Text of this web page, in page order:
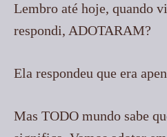
Lembro até hoje, quando
respondi, ADOTARAM?
Ela respondeu que era
Mas TODO mundo sabe